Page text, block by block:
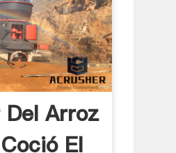
Arroz
El